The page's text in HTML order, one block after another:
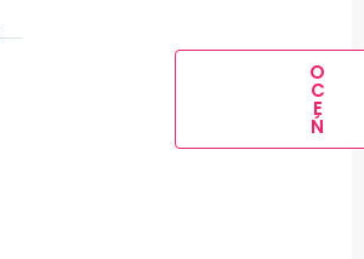
O
C
E
Ń